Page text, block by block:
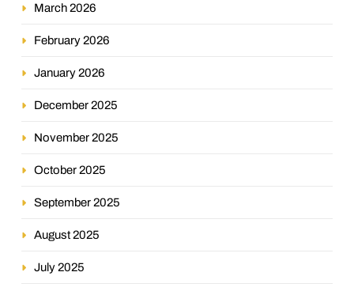
March 2026
February 2026
January 2026
December 2025
November 2025
October 2025
September 2025
August 2025
July 2025